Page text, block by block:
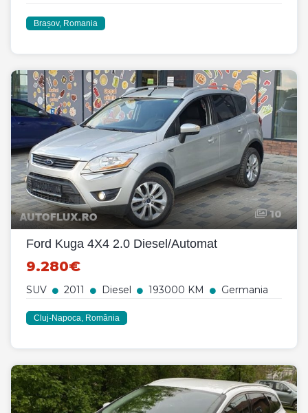
Brașov, Romania
10
Ford Kuga 4X4 2.0 Diesel/Automat
9.280€
SUV 2011 Diesel 193000 KM Germania
Cluj-Napoca, România